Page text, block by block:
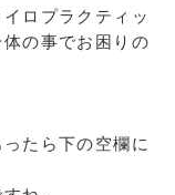
ロプラクティッ
の事でお困りの
たら下の空欄に